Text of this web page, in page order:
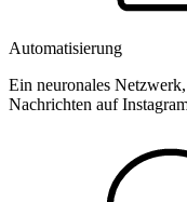
Automatisierung
Ein neuronales
Nachrichten auf